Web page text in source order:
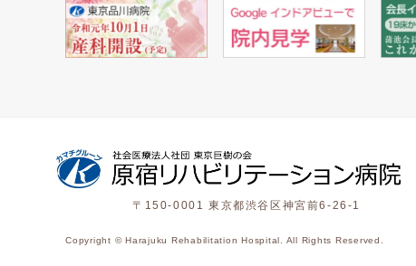
〒150-0001 東京都渋谷区神宮前6-26-1
Copyright © Harajuku Rehabilitation Hospital. All Rights Reserved.